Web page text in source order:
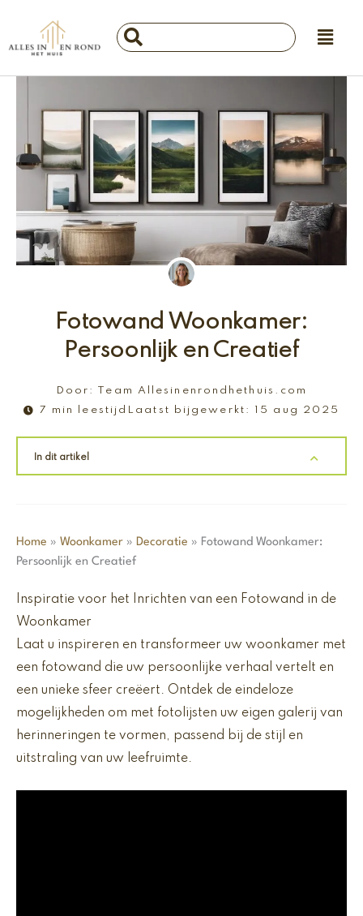
de
Main
Menu
Search
...
Fotowand Woonkamer:
Persoonlijk en Creatief
Door:
Team Allesinenrondhethuis.com
7 min leestijd Laatst bijgewerkt: 15 aug 2025
In dit artikel
Home » Woonkamer » Decoratie » Fotowand Woonkamer:
Persoonlijk en Creatief
Inspiratie voor het Inrichten van een Fotowand in de
Woonkamer
Laat u inspireren en transformeer uw woonkamer met
een fotowand die uw persoonlijke verhaal vertelt en
een unieke sfeer creëert. Ontdek de eindeloze
mogelijkheden om met fotolijsten uw eigen galerij van
herinneringen te vormen, passend bij de stijl en
uitstraling van uw leefruimte.